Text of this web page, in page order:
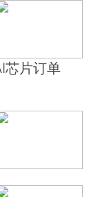
芯片订单